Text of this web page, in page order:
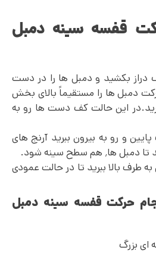
قفسه سینه دمبل
دراز بکشید و دمبل ها را در دست
دمبل ها را مستقیماً بالای بخش
این حالت کف دست ها رو به
و رو به بیرون ببرید آرنج های
هم سطح سینه شود.
طرف بالا ببرید تا در حالت عمودی
حرکت قفسه سینه دمبل
ای بزرگ